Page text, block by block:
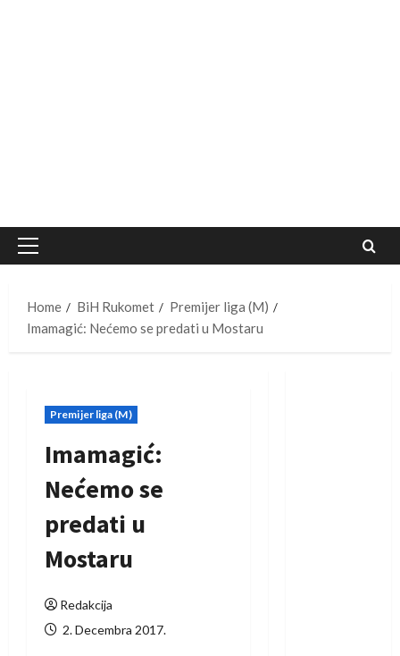
Primary
Home
BiH Rukomet
Premijer liga (M)
Imamagić: Nećemo se predati u Mostaru
Premijer liga (M)
Imamagić:
Nećemo se
predati u
Mostaru
Redakcija
2. Decembra 2017.